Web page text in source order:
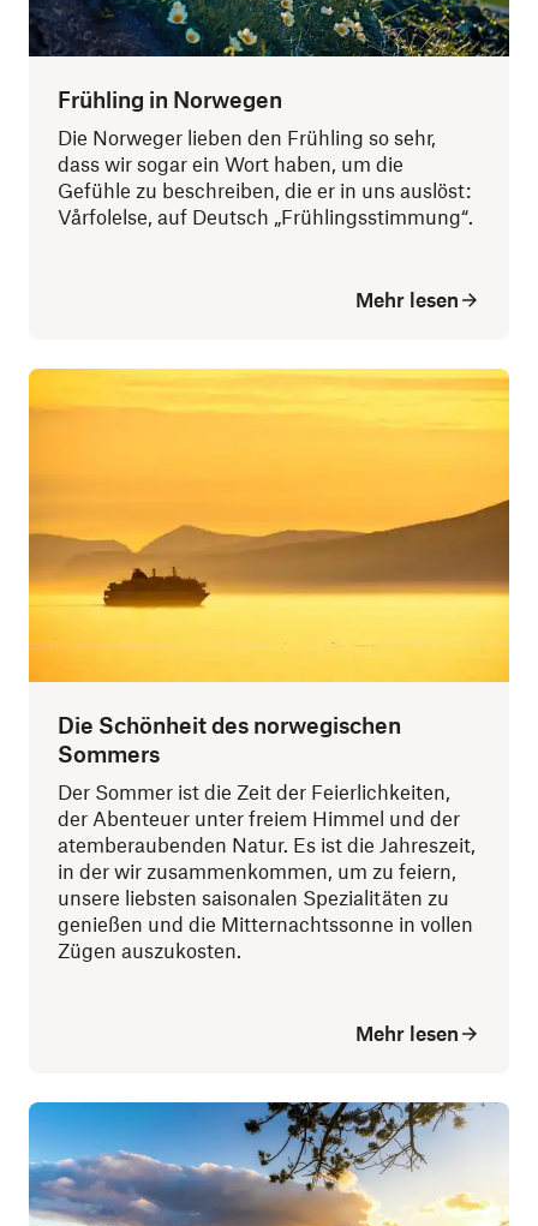
Frühling in Norwegen
Die Norweger lieben den Frühling so sehr,
dass wir sogar ein Wort haben, um die
Gefühle zu beschreiben, die er in uns auslöst:
Vårfolelse, auf Deutsch „Frühlingsstimmung“.
Mehr lesen
Die Schönheit des norwegischen
Sommers
Der Sommer ist die Zeit der Feierlichkeiten,
der Abenteuer unter freiem Himmel und der
atemberaubenden Natur. Es ist die Jahreszeit,
in der wir zusammenkommen, um zu feiern,
unsere liebsten saisonalen Spezialitäten zu
genießen und die Mitternachtssonne in vollen
Zügen auszukosten.
Mehr lesen